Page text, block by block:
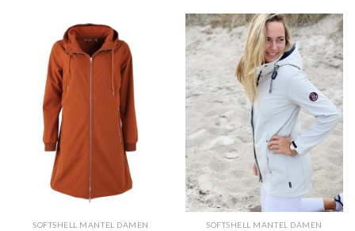
SOFTSHELL MANTEL DAMEN SOFTSHELL MANTEL DAMEN